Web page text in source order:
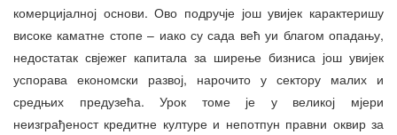
комерцијалној основи. Ово подручје још увијек карактеришу
високе каматне стопе – иако су сада већ уи благом опадању,
недостатак свјежег капитала за ширење бизниса још увијек
успорава економски развој, нарочито у сектору малих и
средњих предузећа. Урок томе је у великој мјери
неизграђеност кредитне културе и непотпун правни оквир за